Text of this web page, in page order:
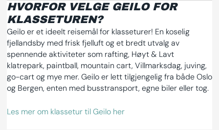
HVORFOR VELGE GEILO FOR
KLASSETUREN?
Geilo er et ideelt reisemål for klasseturer! En koselig
fjellandsby med frisk fjelluft og et bredt utvalg av
spennende aktiviteter som rafting, Høyt & Lavt
klatrepark, paintball, mountain cart, Villmarksdag, juving,
go-cart og mye mer. Geilo er lett tilgjengelig fra både Oslo
og Bergen, enten med busstransport, egne biler eller tog.
Les mer om klassetur til Geilo her